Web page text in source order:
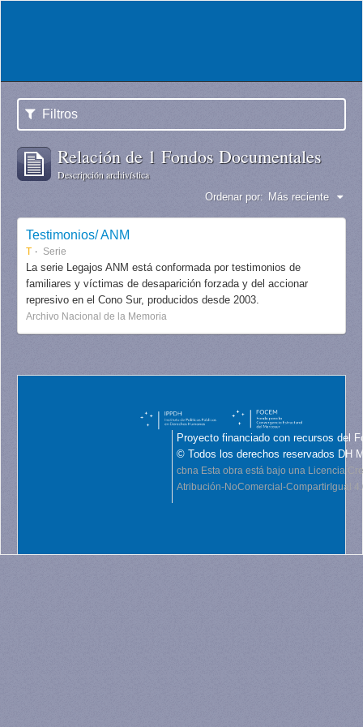
Filtros
Relación de 1 Fondos Documentales
Descripción archivística
Ordenar por: Más reciente
Testimonios/ ANM
T Serie
La serie Legajos ANM está conformada por testimonios de
familiares y víctimas de desaparición forzada y del accionar
represivo en el Cono Sur, producidos desde 2003.
Archivo Nacional de la Memoria
Proyecto financiado con recursos del
© Todos los derechos reservados DH
cbna Esta obra está bajo una Licencia
Atribución-NoComercial-CompartirIgual